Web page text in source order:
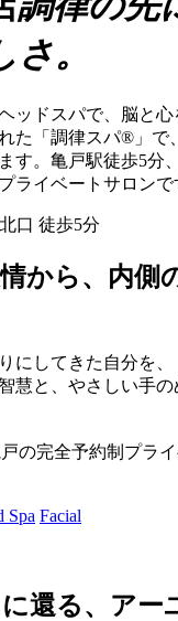
。
ッドスパで、脳と
た「調律スパ®」で
す。亀戸駅徒歩5分
ライベートサロンで
口 徒歩5分
から、 内側
にしてきた自分を、
慧と、やさしい手の
の完全予約制プラ
Spa Facial
還る、 アー